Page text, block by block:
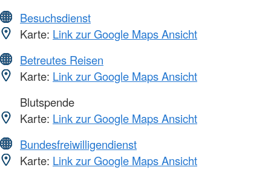
Besuchsdienst
Karte: Link zur Google Maps Ansicht
Betreutes Reisen
Karte: Link zur Google Maps Ansicht
Blutspende
Karte: Link zur Google Maps Ansicht
Bundesfreiwilligendienst
Karte: Link zur Google Maps Ansicht